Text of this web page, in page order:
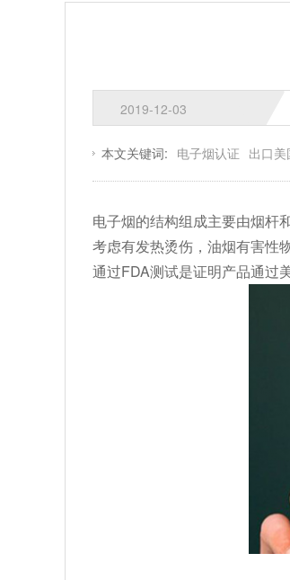
2019-12-03
本文关键词: 电子烟认证 出口
电子烟的结构组成主要由烟杆
考虑有发热烫伤，油烟有害性
通过FDA测试是证明产品通过